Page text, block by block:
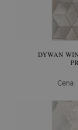
DYWAN
Cena: